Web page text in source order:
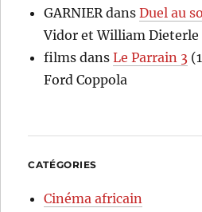
GARNIERdansDuel au
Vidor et William Dieterle
films dansLe Parrain 3
Ford Coppola
CATÉGORIES
Cinéma africain